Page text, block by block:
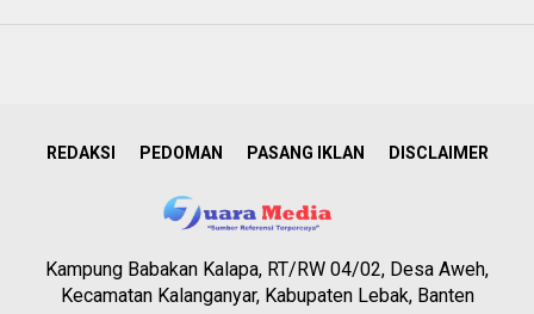
REDAKSI PEDOMAN PASANG IKLAN DISCLAIMER
Kampung Babakan Kalapa, RT/RW 04/02, Desa Aweh,
Kecamatan Kalanganyar, Kabupaten Lebak, Banten